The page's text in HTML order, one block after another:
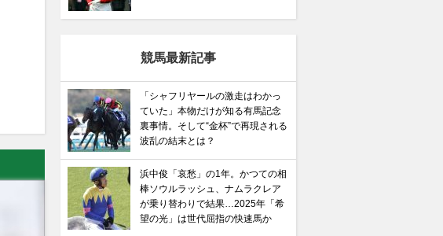
競馬最新記事
「シャフリヤールの激走はわかっ
ていた」本物だけが知る有馬記念
裏事情。そして“金杯”で再現される
波乱の結末とは？
浜中俊「哀愁」の1年。かつての相
棒ソウルラッシュ、ナムラクレア
が乗り替わりで結果…2025年「希
望の光」は世代屈指の快速馬か